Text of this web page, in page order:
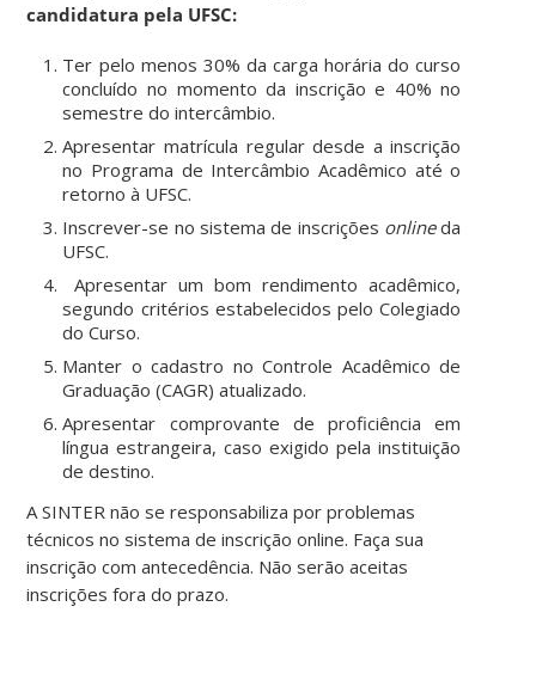
candidatura pela UFSC:
Ter pelo menos 30% da carga horária do curso
concluído no momento da inscrição e 40% no
semestre do intercâmbio.
Apresentar matrícula regular desde a inscrição
no Programa de Intercâmbio Acadêmico até o
retorno à UFSC.
Inscrever-se no sistema de inscrições onlineda
UFSC.
Apresentar um bom rendimento acadêmico,
segundo critérios estabelecidos pelo Colegiado
do Curso.
Manter o cadastro no Controle Acadêmico de
Graduação (CAGR) atualizado.
Apresentar comprovante de proficiência em
língua estrangeira, caso exigido pela instituição
de destino.
A SINTER não se responsabiliza por problemas
técnicos no sistema de inscrição online. Faça sua
inscrição com antecedência. Não serão aceitas
inscrições fora do prazo.